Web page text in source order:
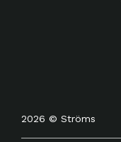
2026 © Ströms